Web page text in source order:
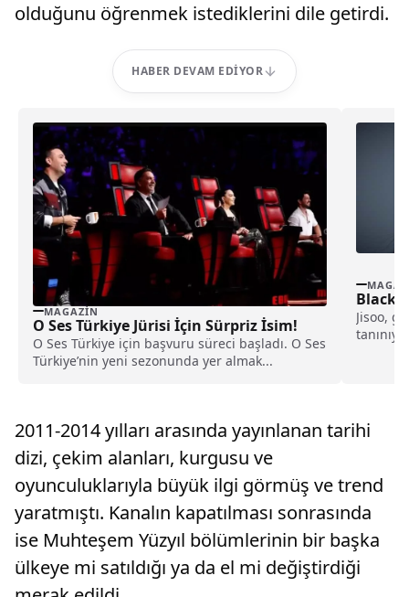
olduğunu öğrenmek istediklerini dile getirdi.
HABER DEVAM EDIYOR
MAGAZIN
O Ses Türkiye Jürisi İçin Sürpriz İsim!
O Ses Türkiye için başvuru süreci başladı. O Ses
Türkiye’nin yeni sezonunda yer almak...
Jisoo,
2011-2014 yılları arasında yayınlanan tarihi
dizi, çekim alanları, kurgusu ve
oyunculuklarıyla büyük ilgi görmüş ve trend
yaratmıştı. Kanalın kapatılması sonrasında
ise Muhteşem Yüzyıl bölümlerinin bir başka
ülkeye mi satıldığı ya da el mi değiştirdiği